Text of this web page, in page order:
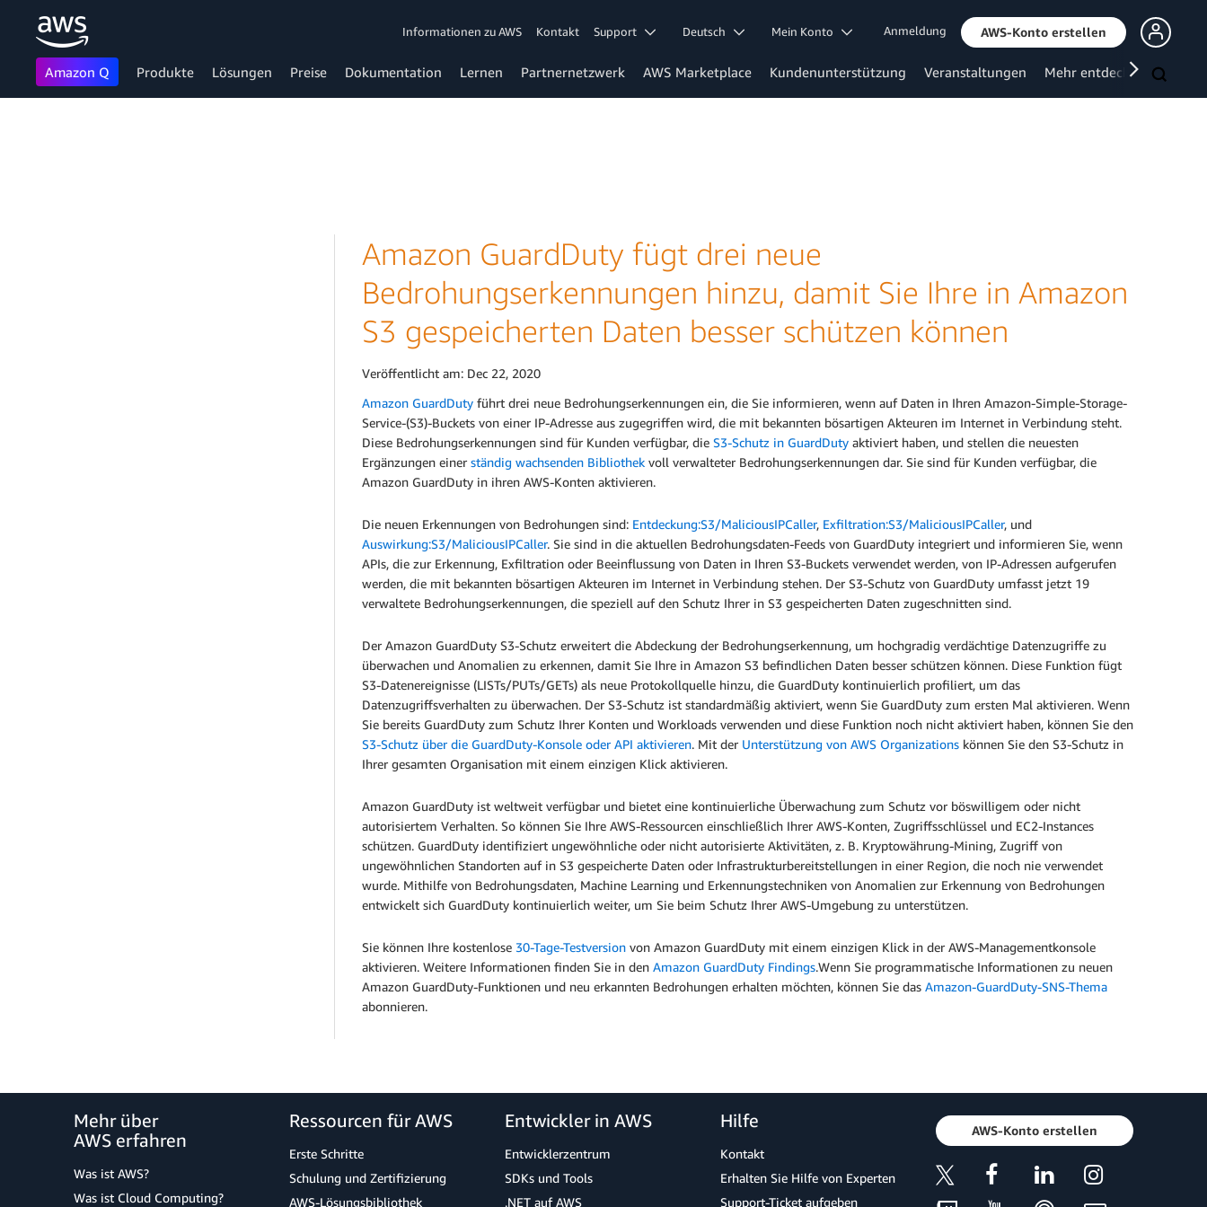
Informationen zu AWS Kontakt Support Deutsch Mein Konto Anmeldung AWS-Konto erstellen
Amazon Q Produkte Lösungen Preise Dokumentation Lernen Partnernetzwerk AWS Marketplace Kundenunterstützung Veranstaltungen Mehr entdecken
Amazon GuardDuty fügt drei neue
Bedrohungserkennungen hinzu, damit Sie Ihre in Amazon
S3 gespeicherten Daten besser schützen können
Veröffentlicht am: Dec 22, 2020
Amazon GuardDuty führt drei neue Bedrohungserkennungen ein, die Sie informieren, wenn auf Daten in Ihren Amazon-Simple-Storage-
Service-(S3)-Buckets von einer IP-Adresse aus zugegriffen wird, die mit bekannten bösartigen Akteuren im Internet in Verbindung steht.
Diese Bedrohungserkennungen sind für Kunden verfügbar, die S3-Schutz in GuardDuty aktiviert haben, und stellen die neuesten
Ergänzungen einer ständig wachsenden Bibliothek voll verwalteter Bedrohungserkennungen dar. Sie sind für Kunden verfügbar, die
Amazon GuardDuty in ihren AWS-Konten aktivieren.
Die neuen Erkennungen von Bedrohungen sind: Entdeckung:S3/MaliciousIPCaller, Exfiltration:S3/MaliciousIPCaller, und
Auswirkung:S3/MaliciousIPCaller. Sie sind in die aktuellen Bedrohungsdaten-Feeds von GuardDuty integriert und informieren Sie, wenn
APIs, die zur Erkennung, Exfiltration oder Beeinflussung von Daten in Ihren S3-Buckets verwendet werden, von IP-Adressen aufgerufen
werden, die mit bekannten bösartigen Akteuren im Internet in Verbindung stehen. Der S3-Schutz von GuardDuty umfasst jetzt 19
verwaltete Bedrohungserkennungen, die speziell auf den Schutz Ihrer in S3 gespeicherten Daten zugeschnitten sind.
Der Amazon GuardDuty S3-Schutz erweitert die Abdeckung der Bedrohungserkennung, um hochgradig verdächtige Datenzugriffe zu
überwachen und Anomalien zu erkennen, damit Sie Ihre in Amazon S3 befindlichen Daten besser schützen können. Diese Funktion fügt
S3-Datenereignisse (LISTs/PUTs/GETs) als neue Protokollquelle hinzu, die GuardDuty kontinuierlich profiliert, um das
Datenzugriffsverhalten zu überwachen. Der S3-Schutz ist standardmäßig aktiviert, wenn Sie GuardDuty zum ersten Mal aktivieren. Wenn
Sie bereits GuardDuty zum Schutz Ihrer Konten und Workloads verwenden und diese Funktion noch nicht aktiviert haben, können Sie den
S3-Schutz über die GuardDuty-Konsole oder API aktivieren. Mit der Unterstützung von AWS Organizations können Sie den S3-Schutz in
Ihrer gesamten Organisation mit einem einzigen Klick aktivieren.
Amazon GuardDuty ist weltweit verfügbar und bietet eine kontinuierliche Überwachung zum Schutz vor böswilligem oder nicht
autorisiertem Verhalten. So können Sie Ihre AWS-Ressourcen einschließlich Ihrer AWS-Konten, Zugriffsschlüssel und EC2-Instances
schützen. GuardDuty identifiziert ungewöhnliche oder nicht autorisierte Aktivitäten, z. B. Kryptowährung-Mining, Zugriff von
ungewöhnlichen Standorten auf in S3 gespeicherte Daten oder Infrastrukturbereitstellungen in einer Region, die noch nie verwendet
wurde. Mithilfe von Bedrohungsdaten, Machine Learning und Erkennungstechniken von Anomalien zur Erkennung von Bedrohungen
entwickelt sich GuardDuty kontinuierlich weiter, um Sie beim Schutz Ihrer AWS-Umgebung zu unterstützen.
Sie können Ihre kostenlose 30-Tage-Testversion von Amazon GuardDuty mit einem einzigen Klick in der AWS-Managementkonsole
aktivieren. Weitere Informationen finden Sie in den Amazon GuardDuty Findings.Wenn Sie programmatische Informationen zu neuen
Amazon GuardDuty-Funktionen und neu erkannten Bedrohungen erhalten möchten, können Sie das Amazon-GuardDuty-SNS-Thema
abonnieren.
Mehr über
AWS erfahren
Was ist AWS?
Was ist Cloud Computing?
Ressourcen für AWS
Erste Schritte
Schulung und Zertifizierung
AWS-Lösungsbibliothek
Entwickler in AWS
Entwicklerzentrum
SDKs und Tools
.NET auf AWS
Hilfe
Kontakt
Erhalten Sie Hilfe von Experten
Support-Ticket aufgeben
AWS-Konto erstellen